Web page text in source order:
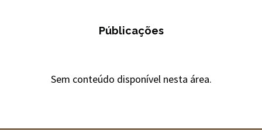
Públicações
Sem conteúdo disponível nesta área.